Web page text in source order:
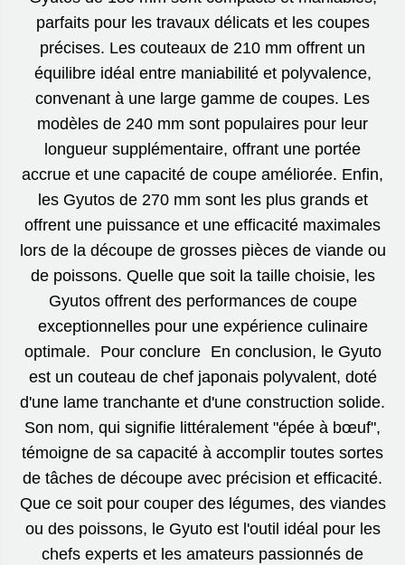
parfaits pour les travaux délicats et les coupes
précises. Les couteaux de 210 mm offrent un
équilibre idéal entre maniabilité et polyvalence,
convenant à une large gamme de coupes. Les
modèles de 240 mm sont populaires pour leur
longueur supplémentaire, offrant une portée
accrue et une capacité de coupe améliorée. Enfin,
les Gyutos de 270 mm sont les plus grands et
offrent une puissance et une efficacité maximales
lors de la découpe de grosses pièces de viande ou
de poissons. Quelle que soit la taille choisie, les
Gyutos offrent des performances de coupe
exceptionnelles pour une expérience culinaire
optimale. Pour conclure En conclusion, le Gyuto
est un couteau de chef japonais polyvalent, doté
d'une lame tranchante et d'une construction solide.
Son nom, qui signifie littéralement "épée à bœuf",
témoigne de sa capacité à accomplir toutes sortes
de tâches de découpe avec précision et efficacité.
Que ce soit pour couper des légumes, des viandes
ou des poissons, le Gyuto est l'outil idéal pour les
chefs experts et les amateurs passionnés de